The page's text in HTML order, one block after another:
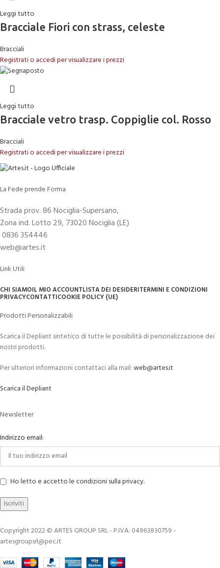
Leggi tutto
Bracciale Fiori con strass, celeste
Bracciali
Registrati o accedi per visualizzare i prezzi
Leggi tutto
Bracciale vetro trasp. Coppiglie col. Rosso
Bracciali
Registrati o accedi per visualizzare i prezzi
La Fede prende Forma
Strada prov. 86 Nociglia-Supersano,
Zona ind. Lotto 29, 73020 Nociglia (LE)
0836 354446
web@artes.it
Link Utili
CHI SIAMOIL MIO ACCOUNTLISTA DEI DESIDERITERMINI E CONDIZIONI
PRIVACYCONTATTICOOKIE POLICY (UE)
Prodotti Personalizzabili
Scarica il Depliant sintetico di tutte le possibilità di personalizzazione dei
nostri prodotti.
Per ulteriori informazioni contattaci alla mail:web@artes.it
Scarica il Depliant
Newsletter
Indirizzo email:
Ho letto e accetto le condizioni sulla privacy.
Copyright 2022 © ARTES GROUP SRL - P.IVA: 04963830759 -
artesgroupsrl@pec.it